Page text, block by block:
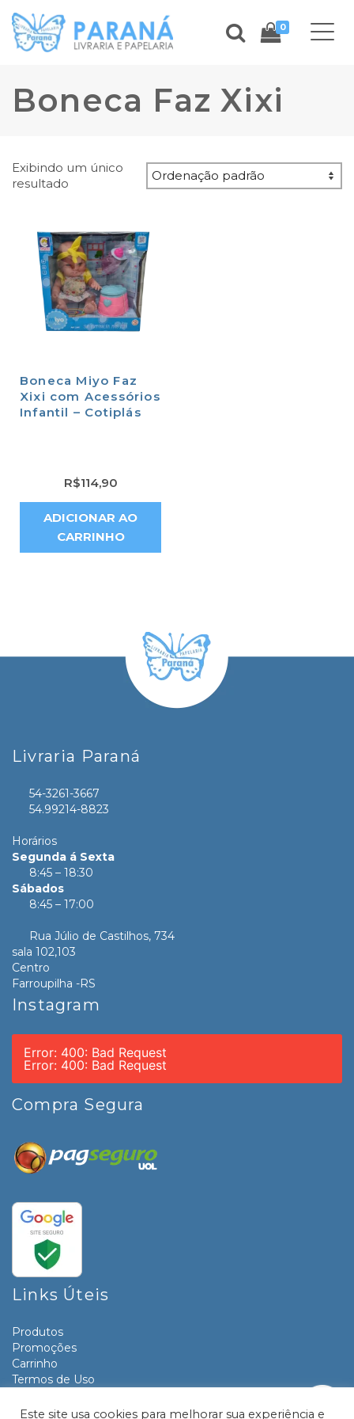
0
Boneca Faz Xixi
Exibindo um único
resultado
Boneca Miyo Faz
Xixi com Acessórios
Infantil – Cotiplás
R$114,90
ADICIONAR AO
CARRINHO
Livraria Paraná
54-3261-3667
54.99214-8823
Horários
Segunda á Sexta
8:45 – 18:30
Sábados
8:45 – 17:00
Rua Júlio de Castilhos, 734
sala 102,103
Centro
Farroupilha -RS
Instagram
Error: 400: Bad Request
Error: 400: Bad Request
Compra Segura
Links Úteis
Produtos
Promoções
Carrinho
Termos de Uso
Contato
Este site usa cookies para melhorar sua experiência e